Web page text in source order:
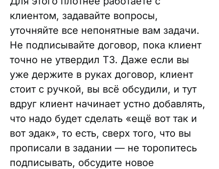
клиентом, задавайте вопросы,
уточняйте все непонятные вам задачи.
Не подписывайте договор, пока клиент
точно не утвердил ТЗ. Даже если вы
уже держите в руках договор, клиент
стоит с ручкой, вы всё обсудили, и тут
вдруг клиент начинает устно добавлять,
что надо будет сделать «ещё вот так и
вот эдак», то есть, сверх того, что вы
прописали в задании — не торопитесь
подписывать, обсудите новое